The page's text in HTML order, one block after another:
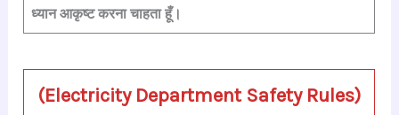
ध्यान आकृष्ट करना चाहता हूँ।
(Electricity Department Safety Rules)